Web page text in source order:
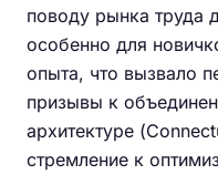
поводу рынка труда
особенно для
опыта, что вызвало
призывы к
архитектуре
стремление к